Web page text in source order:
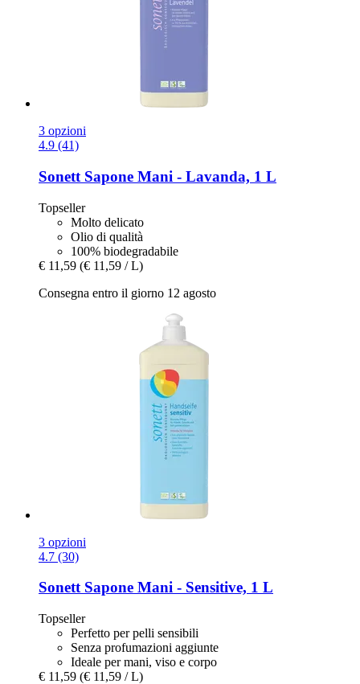
3 opzioni
4.9 (41)
Sonett Sapone Mani -​ Lavanda, 1 L
Topseller
Molto delicato
Olio di qualità
100% biodegradabile
€ 11,59 (€ 11,59 / L)
Consegna entro il giorno 12 agosto
3 opzioni
4.7 (30)
SonettSapone Mani -​ Sensitive, 1 L
Topseller
Perfetto per pelli sensibili
Senza profumazioni aggiunte
Ideale per mani, viso e corpo
€ 11,59 (€ 11,59 / L)